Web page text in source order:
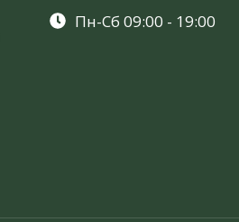
Пн-Сб 09:00 - 19:00